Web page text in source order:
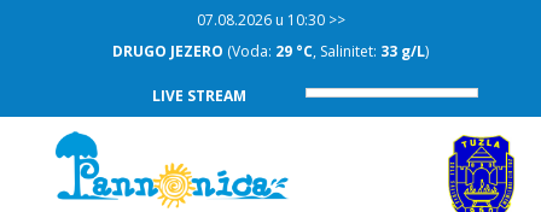
07.08.2026 u 10:30 >>
DRUGO JEZERO (Voda: 29 °C, Salinitet: 33 g/L)
LIVE STREAM